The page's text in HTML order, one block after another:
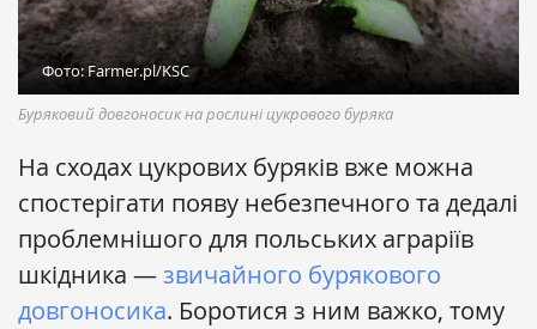
Фото: Farmer.pl/KSC
Буряковий довгоносик на рослині цукрового буряка
На сходах цукрових буряків вже можна
спостерігати появу небезпечного та дедалі
проблемнішого для польських аграріїв
шкідника —звичайного бурякового
довгоносика. Боротися з ним важко, тому